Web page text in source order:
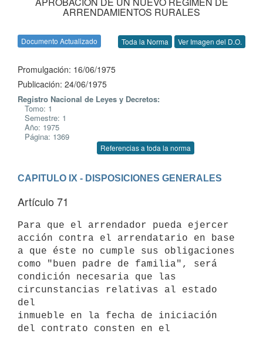
ARRENDAMIENTOS RURALES
Documento Actualizado Toda la Norma Ver Imagen del D.O.
Promulgación: 16/06/1975
Publicación: 24/06/1975
Registro Nacional de Leyes y Decretos:
Tomo: 1
Semestre: 1
Año: 1975
Página: 1369
Referencias a toda la norma
CAPITULO IX - DISPOSICIONES GENERALES
Artículo 71
Para que el arrendador pueda ejercer
acción contra el arrendatario en base
a que éste no cumple sus obligaciones
como "buen padre de familia", será
condición necesaria que las
circunstancias relativas al estado
del
inmueble en la fecha de iniciación
del contrato consten en el